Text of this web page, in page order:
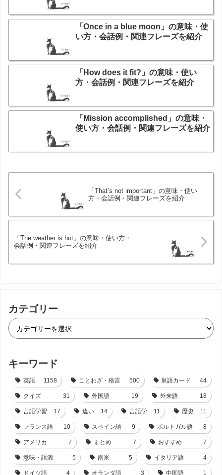
「Once in a blue moon」の意味・使
い方・会話例・関連フレーズを紹介
「How does it fit?」の意味・使い
方・会話例・関連フレーズを紹介
「Mission accomplished」の意味・
使い方・会話例・関連フレーズを紹介
「That’s not important」の意味・使い
方・会話例・関連フレーズを紹介
「The weather is hot」の意味・使い方・
会話例・関連フレーズを紹介
カテゴリー
キーワード
英語 1158 ことわざ・格言 500 単語カード 44
クイズ 31 外国語 19 外来語 18
言語学習 17 違い 14 言語学 11 歴史 11
フランス語 10 スペイン語 9 ポルトガル語 8
アメリカ 7 まとめ 7 おすすめ 7
意味・語源 5 南米 5 イタリア語 4
ドイツ語 4 オランダ語 3 中国語 1